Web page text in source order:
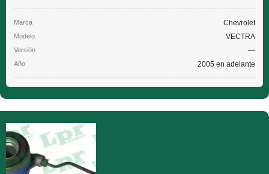
Chevrolet
VECTRA
—
2005 en adelante